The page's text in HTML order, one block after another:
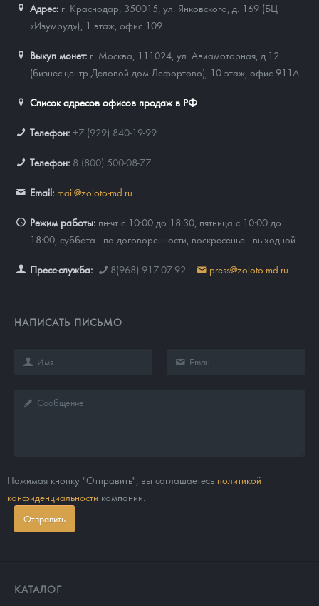
Адрес: г. Краснодар, 350015 ул. Янковского, д. 169 (БЦ
«Изумруд»), 1 этаж, офис 109
Выкуп монет: г. Москва, 111024, ул. Авиамоторная, д.12
(бизнес-центр Деловой дом Лефортово), 10 этаж, офис 911А
Список адресов офисов продаж в РФ
Телефон: +7 (929) 840-19-99
Телефон: 8 (800) 500-08-77
Email: mail@zoloto-md.ru
Режим работы: пн-чт с 10:00 до 18:30, пятница с 10:00 до
18:00, суббота - по договоренности, воскресенье - выходной.
Пресс-служба: 8(968) 917-07-92 press@zoloto-md.ru
НАПИСАТЬ ПИСЬМО
Нажимая кнопку "Отправить", вы соглашаетесь политикой
конфиденциальности компании.
Отправить
КАТАЛОГ